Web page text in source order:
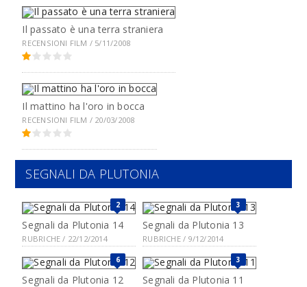
Il passato è una terra straniera
RECENSIONI FILM / 5/11/2008
Il mattino ha l'oro in bocca
RECENSIONI FILM / 20/03/2008
SEGNALI DA PLUTONIA
2
Segnali da Plutonia 14
RUBRICHE / 22/12/2014
3
Segnali da Plutonia 13
RUBRICHE / 9/12/2014
6
Segnali da Plutonia 12
3
Segnali da Plutonia 11